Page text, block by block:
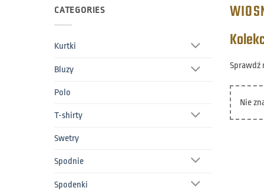
CATEGORIES
Kurtki
Bluzy
Polo
T-shirty
Swetry
Spodnie
Spodenki
Sprawdź
Nie